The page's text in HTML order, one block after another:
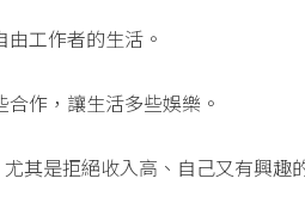
工作者的生活。
作，讓生活多些娛樂。
其是拒絕收入高、自己又有興趣